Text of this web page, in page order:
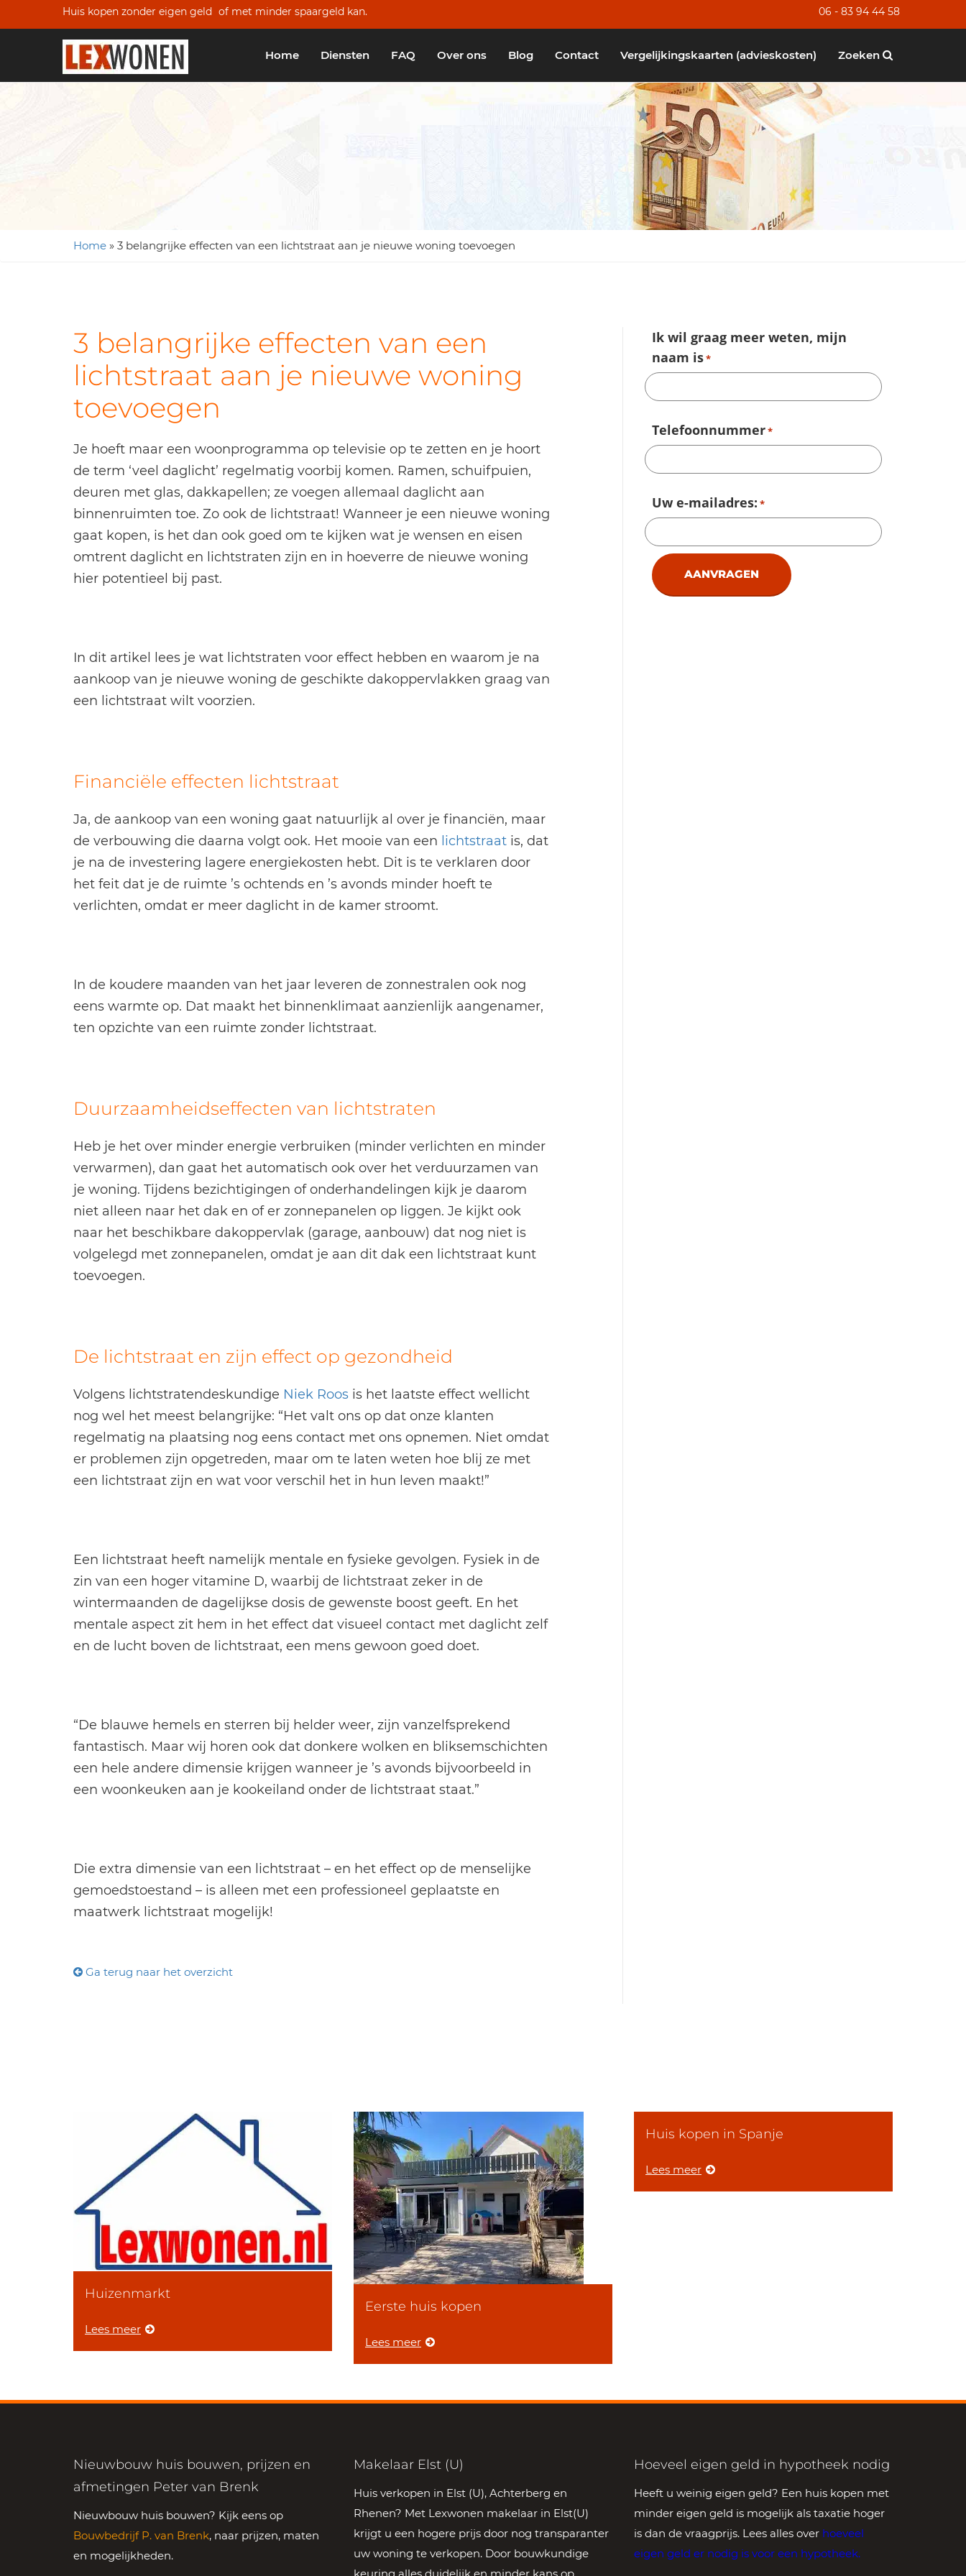
Huis kopen zonder eigen geld of met minder spaargeld kan. 06 - 83 94 44 58
Home Diensten FAQ Over ons Blog Contact Vergelijkingskaarten (advieskosten) Zoeken
Home » 3 belangrijke effecten van een lichtstraat aan je nieuwe woning toevoegen
3 belangrijke effecten van een
lichtstraat aan je nieuwe woning
toevoegen
Je hoeft maar een woonprogramma op televisie op te zetten en je hoort
de term ‘veel daglicht’ regelmatig voorbij komen. Ramen, schuifpuien,
deuren met glas, dakkapellen; ze voegen allemaal daglicht aan
binnenruimten toe. Zo ook de lichtstraat! Wanneer je een nieuwe woning
gaat kopen, is het dan ook goed om te kijken wat je wensen en eisen
omtrent daglicht en lichtstraten zijn en in hoeverre de nieuwe woning
hier potentieel bij past.
In dit artikel lees je wat lichtstraten voor effect hebben en waarom je na
aankoop van je nieuwe woning de geschikte dakoppervlakken graag van
een lichtstraat wilt voorzien.
Financiële effecten lichtstraat
Ja, de aankoop van een woning gaat natuurlijk al over je financiën, maar
de verbouwing die daarna volgt ook. Het mooie van een lichtstraat is, dat
je na de investering lagere energiekosten hebt. Dit is te verklaren door
het feit dat je de ruimte ’s ochtends en ’s avonds minder hoeft te
verlichten, omdat er meer daglicht in de kamer stroomt.
In de koudere maanden van het jaar leveren de zonnestralen ook nog
eens warmte op. Dat maakt het binnenklimaat aanzienlijk aangenamer,
ten opzichte van een ruimte zonder lichtstraat.
Duurzaamheidseffecten van lichtstraten
Heb je het over minder energie verbruiken (minder verlichten en minder
verwarmen), dan gaat het automatisch ook over het verduurzamen van
je woning. Tijdens bezichtigingen of onderhandelingen kijk je daarom
niet alleen naar het dak en of er zonnepanelen op liggen. Je kijkt ook
naar het beschikbare dakoppervlak (garage, aanbouw) dat nog niet is
volgelegd met zonnepanelen, omdat je aan dit dak een lichtstraat kunt
toevoegen.
De lichtstraat en zijn effect op gezondheid
Volgens lichtstratendeskundige Niek Roos is het laatste effect wellicht
nog wel het meest belangrijke: “Het valt ons op dat onze klanten
regelmatig na plaatsing nog eens contact met ons opnemen. Niet omdat
er problemen zijn opgetreden, maar om te laten weten hoe blij ze met
een lichtstraat zijn en wat voor verschil het in hun leven maakt!”
Een lichtstraat heeft namelijk mentale en fysieke gevolgen. Fysiek in de
zin van een hoger vitamine D, waarbij de lichtstraat zeker in de
wintermaanden de dagelijkse dosis de gewenste boost geeft. En het
mentale aspect zit hem in het effect dat visueel contact met daglicht zelf
en de lucht boven de lichtstraat, een mens gewoon goed doet.
“De blauwe hemels en sterren bij helder weer, zijn vanzelfsprekend
fantastisch. Maar wij horen ook dat donkere wolken en bliksemschichten
een hele andere dimensie krijgen wanneer je ’s avonds bijvoorbeeld in
een woonkeuken aan je kookeiland onder de lichtstraat staat.”
Die extra dimensie van een lichtstraat – en het effect op de menselijke
gemoedstoestand – is alleen met een professioneel geplaatste en
maatwerk lichtstraat mogelijk!
Ga terug naar het overzicht
Ik wil graag meer weten, mijn
naam is*
Telefoonnummer*
Uw e-mailadres: *
Huizenmarkt
Lees meer
Eerste huis kopen
Lees meer
Huis kopen in Spanje
Lees meer
Nieuwbouw huis bouwen, prijzen en
afmetingen Peter van Brenk
Nieuwbouw huis bouwen? Kijk eens op
Bouwbedrijf P. van Brenk, naar prijzen, maten
en mogelijkheden.
Makelaar Elst (U)
Huis verkopen in Elst (U), Achterberg en
Rhenen? Met Lexwonen makelaar in Elst(U)
krijgt u een hogere prijs door nog transparanter
uw woning te verkopen. Door bouwkundige
Hoeveel eigen geld in hypotheek nodig
Heeft u weinig eigen geld? Een huis kopen met
minder eigen geld is mogelijk als taxatie hoger
is dan de vraagprijs. Lees alles over hoeveel
eigen geld er nodig is voor een hypotheek.